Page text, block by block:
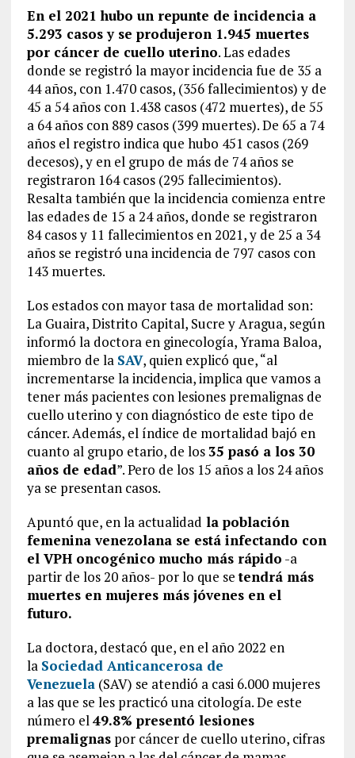
En el 2021 hubo un repunte de incidencia a
5.293 casos y se produjeron 1.945 muertes
por cáncer de cuello uterino. Las edades
donde se registró la mayor incidencia fue de 35 a
44 años, con 1.470 casos, (356 fallecimientos) y de
45 a 54 años con 1.438 casos (472 muertes), de 55
a 64 años con 889 casos (399 muertes). De 65 a 74
años el registro indica que hubo 451 casos (269
decesos), y en el grupo de más de 74 años se
registraron 164 casos (295 fallecimientos).
Resalta también que la incidencia comienza entre
las edades de 15 a 24 años, donde se registraron
84 casos y 11 fallecimientos en 2021, y de 25 a 34
años se registró una incidencia de 797 casos con
143 muertes.
Los estados con mayor tasa de mortalidad son:
La Guaira, Distrito Capital, Sucre y Aragua, según
informó la doctora en ginecología, Yrama Baloa,
miembro de la SAV, quien explicó que, “al
incrementarse la incidencia, implica que vamos a
tener más pacientes con lesiones premalignas de
cuello uterino y con diagnóstico de este tipo de
cáncer. Además, el índice de mortalidad bajó en
cuanto al grupo etario, de los35 pasó a los 30
años de edad”. Pero de los 15 años a los 24 años
ya se presentan casos.
Apuntó que, en la actualidad la población
femenina venezolana se está infectando con
el VPH oncogénico mucho más rápido -a
partir de los 20 años- por lo que setendrá más
muertes en mujeres más jóvenes en el
futuro.
La doctora, destacó que, en el año 2022 en
la Sociedad Anticancerosa de
Venezuela(SAV) se atendió a casi 6.000 mujeres
a las que se les practicó una citología. De este
número el49.8% presentó lesiones
premalignaspor cáncer de cuello uterino, cifras